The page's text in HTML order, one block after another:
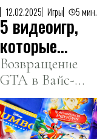
12.02.2025 Игры 5 мин.
5 видеоигр,
которые
стоит ждать
в 2025 году
Возвращение
GTA в Вайс-
Сити, новый
«Ведьмак» и
«Герои».